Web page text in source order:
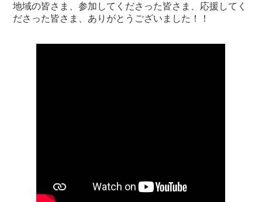
地域の皆さま、参加してくださった皆さま、応援してく
ださった皆さま、ありがとうございました！！